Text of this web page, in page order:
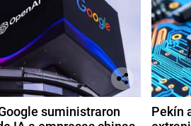
suministraron
Pekín